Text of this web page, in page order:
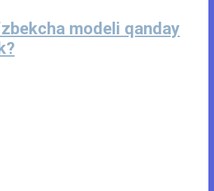
modeli qanday